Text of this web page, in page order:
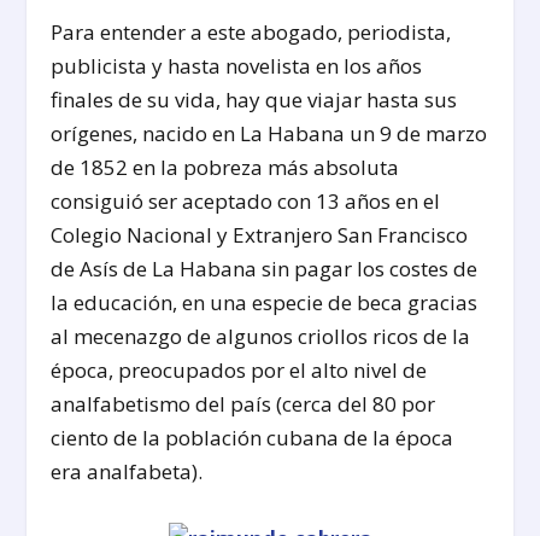
Para entender a este abogado, periodista,
publicista y hasta novelista en los años
finales de su vida, hay que viajar hasta sus
orígenes, nacido en La Habana un 9 de marzo
de 1852 en la pobreza más absoluta
consiguió ser aceptado con 13 años en el
Colegio Nacional y Extranjero San Francisco
de Asís de La Habana sin pagar los costes de
la educación, en una especie de beca gracias
al mecenazgo de algunos criollos ricos de la
época, preocupados por el alto nivel de
analfabetismo del país (cerca del 80 por
ciento de la población cubana de la época
era analfabeta).